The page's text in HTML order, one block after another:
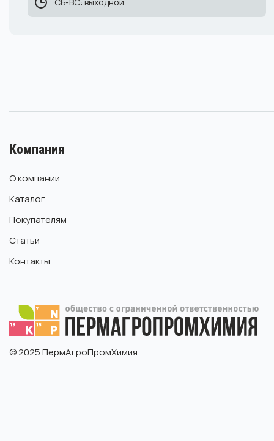
Компания
О компании
Каталог
Покупателям
Статьи
Контакты
© 2025 ПермАгроПромХимия